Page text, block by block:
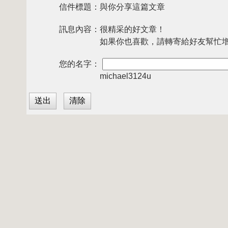
信件標題： 與你分享這篇文章
訊息內容： 很精采的好文章！
如果你也喜歡，請轉寄給好友幫忙
您的名字：
michael3124u